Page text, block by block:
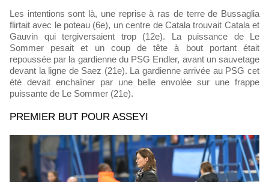
Les intentions sont là, une reprise à ras de terre de Bussaglia
flirtait avec le poteau (6e), un centre de Catala trouvait Catala et
Gauvin qui tergiversaient trop (12e). La puissance de Le
Sommer pesait et un coup de tête à bout portant était
repoussée par la gardienne du PSG Endler, avant un sauvetage
devant la ligne de Saez (21e). La gardienne arrivée au PSG cet
été devait enchaîner par une belle envolée sur une frappe
puissante de Le Sommer (21e).
PREMIER BUT POUR ASSEYI